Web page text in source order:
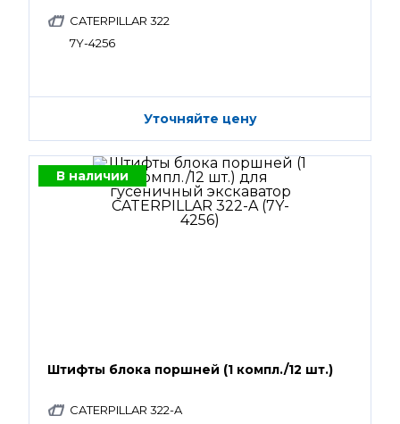
CATERPILLAR 322
7Y-4256
Уточняйте цену
В наличии
Штифты блока поршней (1 компл./12 шт.)
CATERPILLAR 322-A